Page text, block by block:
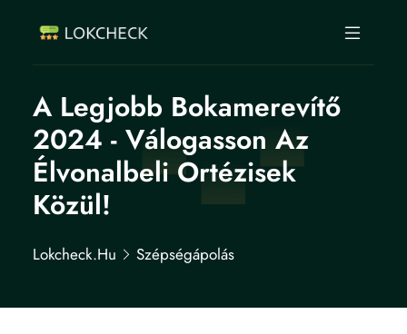
A Legjobb Bokamerevítő
2024 - Válogasson Az
Élvonalbeli Ortézisek
Közül!
Lokcheck.hu Szépségápolás